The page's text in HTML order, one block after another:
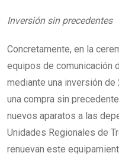
Inversión sin precedentes
Concretamente, en la
equipos de comunicación
mediante una inversión
una compra sin
nuevos aparatos a las
Unidades Regionales de
renuevan este